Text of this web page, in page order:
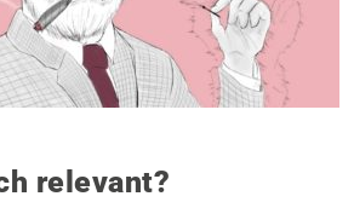
relevant?